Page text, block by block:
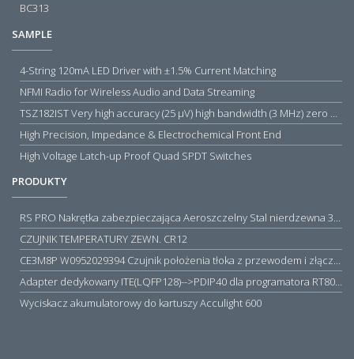
BC313
SAMPLE
4-String 120mA LED Driver with ±1.5% Current Matching
NFMI Radio for Wireless Audio and Data Streaming
TSZ182IST Very high accuracy (25 µV) high bandwidth (3 MHz) zero drift 5 V operational amplifiers
High Precision, Impedance & Electrochemical Front End
High Voltage Latch-up Proof Quad SPDT Switches
PRODUKTY
RS PRO Nakrętka zabezpieczająca Aeroszczelny Stal nierdzewna 316 Zwykłe
CZUJNIK TEMPERATURY ZEWN. CR12
CE3M8P W0952029394 Czujnik położenia tłoka z przewodem i złączem M8, PNP NO, 10...30VDC, 100mA, METALWORK, METAL WORK jak MZT1-0
Adapter dedykowany ITE(LQFP128)-->PDIP40 dla programatora RT809H/RT809F (simple)
Wyciskacz akumulatorowy do kartuszy Acculight 600